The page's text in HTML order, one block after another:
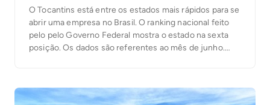
O Tocantins está entre os estados mais rápidos para se
abrir uma empresa no Brasil. O ranking nacional feito
pelo pelo Governo Federal mostra o estado na sexta
posição. Os dados são referentes ao mês de junho.
[…]